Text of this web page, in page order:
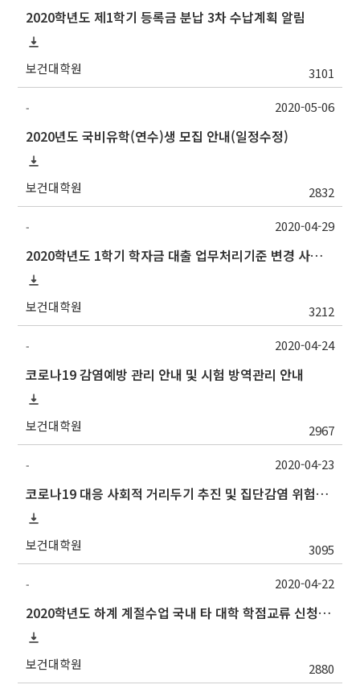
2020학년도 제1학기 등록금 분납 3차 수납계획 알림
보건대학원 3101
-
2020년도 국비유학(연수)생 모집 안내(일정수정)
보건대학원 2832
2020-05-06
-
2020학년도 1학기 학자금 대출 업무처리기준 변경 사항 및 실행 마감 안내
보건대학원 3212
2020-04-29
-
코로나19 감염예방 관리 안내 및 시험 방역관리 안내
보건대학원 2967
2020-04-24
-
코로나19 대응 사회적 거리두기 추진 및 집단감염 위험시설 방역지침 일부 개정 안내
보건대학원 3095
2020-04-23
-
2020학년도 하계 계절수업 국내 타 대학 학점교류 신청 안내
보건대학원 2880
2020-04-22